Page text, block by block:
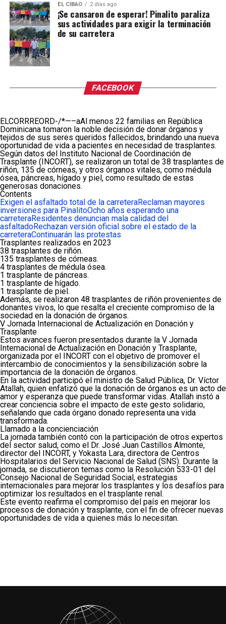
EL CIBAO 2 días ago
¡Se cansaron de esperar! Pinalito paraliza
sus actividades para exigir la terminación
de su carretera
FACEBOOK
ELCORRREORD-/*—–aAl menos 22 familias en República
Dominicana tomaron la noble decisión de donar órganos y
tejidos de sus seres queridos fallecidos, brindando una nueva
oportunidad de vida a pacientes en necesidad de trasplantes.
Según datos del Instituto Nacional de Coordinación de
Trasplante (INCORT), se realizaron un total de 38 trasplantes de
riñón, 135 de córneas, y otros órganos vitales, como médula
ósea, páncreas, hígado y piel, como resultado de estas
generosas donaciones.
Contents
Exigen el asfaltado total de la carreteraReclaman mayores
inversiones para PinalitoOcho años esperando una
carreteraResidentes denuncian mala calidad del
asfaltadoRechazan versión oficial sobre el estado de la
carreteraContinuarán las protestas
Trasplantes realizados en 2023
38 trasplantes de riñón.
135 trasplantes de córneas.
4 trasplantes de médula ósea.
1 trasplante de páncreas.
1 trasplante de hígado.
1 trasplante de piel.
Además, se realizaron 48 trasplantes de riñón provenientes de
donantes vivos, lo que resalta el creciente compromiso de la
sociedad en la donación de órganos.
V Jornada Internacional de Actualización en Donación y
Trasplante
Estos avances fueron presentados durante la V Jornada
Internacional de Actualización en Donación y Trasplante,
organizada por el INCORT con el objetivo de promover el
intercambio de conocimientos y la sensibilización sobre la
importancia de la donación de órganos.
En la actividad participó el ministro de Salud Pública, Dr. Víctor
Atallah, quien enfatizó que la donación de órganos es un acto de
amor y esperanza que puede transformar vidas. Atallah instó a
crear conciencia sobre el impacto de este gesto solidario,
señalando que cada órgano donado representa una vida
transformada.
Llamado a la concienciación
La jornada también contó con la participación de otros expertos
del sector salud, como el Dr. José Juan Castillos Almonte,
director del INCORT, y Yokasta Lara, directora de Centros
Hospitalarios del Servicio Nacional de Salud (SNS). Durante la
jornada, se discutieron temas como la Resolución 533-01 del
Consejo Nacional de Seguridad Social, estrategias
internacionales para mejorar los trasplantes y los desafíos para
optimizar los resultados en el trasplante renal.
Este evento reafirma el compromiso del país en mejorar los
procesos de donación y trasplante, con el fin de ofrecer nuevas
oportunidades de vida a quienes más lo necesitan.